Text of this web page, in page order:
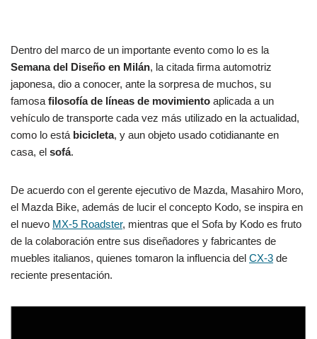
Dentro del marco de un importante evento como lo es la
Semana del Diseño en Milán, la citada firma automotriz
japonesa, dio a conocer, ante la sorpresa de muchos, su
famosa filosofía de líneas de movimiento aplicada a un
vehículo de transporte cada vez más utilizado en la actualidad,
como lo está bicicleta, y aun objeto usado cotidianante en
casa, el sofá.
De acuerdo con el gerente ejecutivo de Mazda, Masahiro Moro,
el Mazda Bike, además de lucir el concepto Kodo, se inspira en
el nuevo MX-5 Roadster, mientras que el Sofa by Kodo es fruto
de la colaboración entre sus diseñadores y fabricantes de
muebles italianos, quienes tomaron la influencia del CX-3 de
reciente presentación.